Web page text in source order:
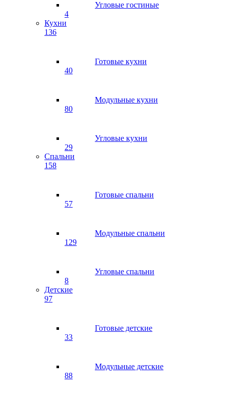
Угловые гостиные
4
Кухни
136
Готовые кухни
40
Модульные кухни
80
Угловые кухни
29
Спальни
158
Готовые спальни
57
Модульные спальни
129
Угловые спальни
8
Детские
97
Готовые детские
33
Модульные детские
88